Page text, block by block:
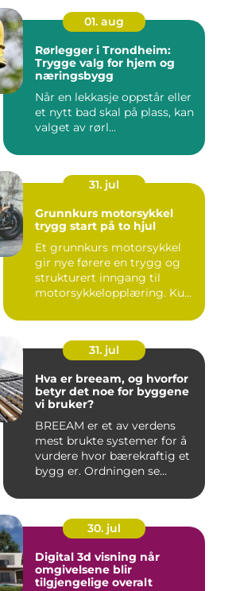
01. aug
Rørlegger i Trondheim:
Trygge valg for hjem og
næringsbygg
Når en lekkasje oppstår eller
et nytt bad skal på plass, kan
valget av rørl...
31. jul
Grunnkurs motorsykkel
trygg start på to hjul
Et grunnkurs motorsykkel
gir nye førere en trygg og
strukturert inngang til
motorsykkelopplæring. Ku...
31. jul
Hva er breeam, og hvorfor
betyr det noe for byggene
vi bruker?
BREEAM er et av verdens
mest brukte systemer for å
vurdere hvor bærekraftig et
bygg er. Ordningen se...
30. jul
Digital 3d visning når
omgivelsene blir
tilgjengelige overalt